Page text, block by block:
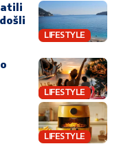
LIFESTYLE
LIFESTYLE
LIFESTYLE